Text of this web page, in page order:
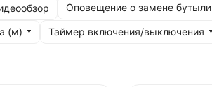
Оповещение о замене бутыли
(м) Таймер включения/выключения